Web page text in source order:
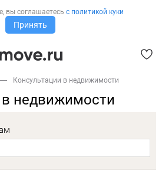
вы соглашаетесь с политикой куки
Принять
Консультации в недвижимости
в недвижимости